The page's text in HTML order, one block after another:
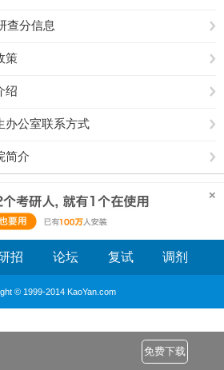
查分信息
策
绍
办公室联系方式
简介
招 论坛 复试 调剂
© 1999-2014 KaoYan.com
免费下载